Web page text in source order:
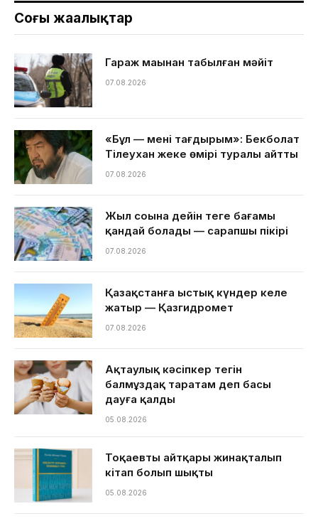
Соңғы жаңалықтар
Гараж маңынан табылған мәйіт
07.08.2026
«Бұл — менің тағдырым»: Бекболат
Тілеухан жеке өмірі туралы айтты
07.08.2026
Жыл соңына дейін теңге бағамы
қандай болады — сарапшы пікірі
07.08.2026
Қазақстанға ыстық күндер келе
жатыр — Қазгидромет
07.08.2026
Ақтаулық кәсіпкер тегін
балмұздақ таратам деп басы
дауға қалды
05.08.2026
Тоқаевтың айтқары жинақталып
кітап болып шықты
05.08.2026